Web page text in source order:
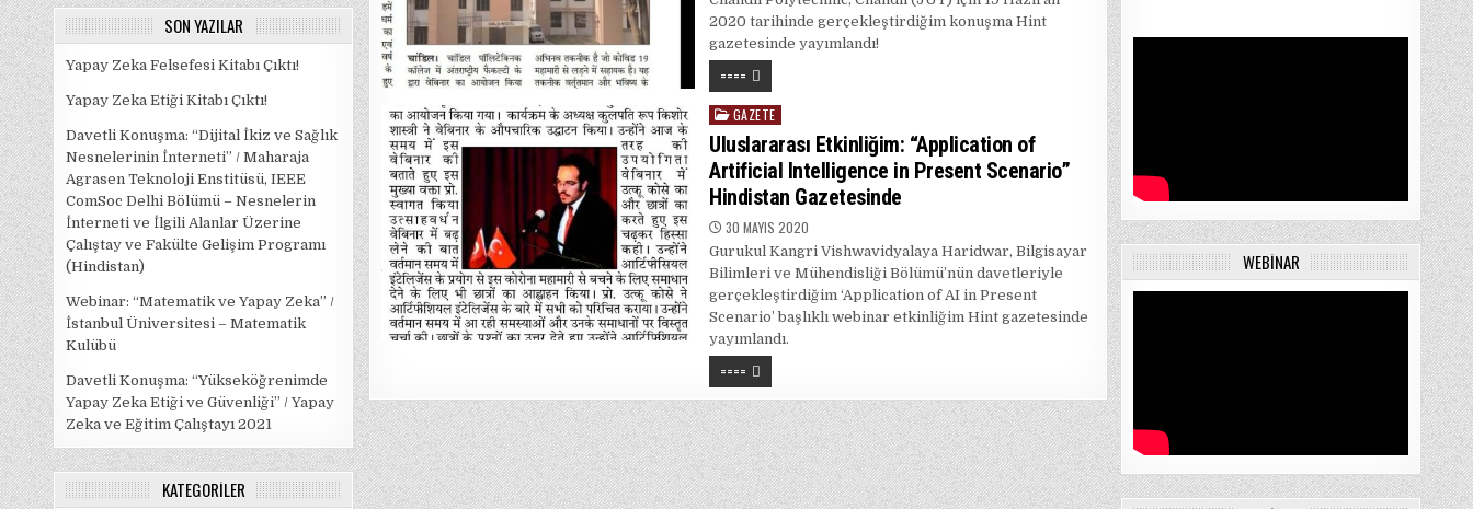
2020 tarihinde gerçekleştirdiğim konuşma Hint
gazetesinde yayımlandı!
====
Posted
in
GAZETE
Uluslararası Etkinliğim: “Application of
Artificial Intelligence in Present Scenario”
Hindistan Gazetesinde
30 MAYIS 2020
Gurukul Kangri Vishwavidyalaya Haridwar, Bilgisayar
Bilimleri ve Mühendisliği Bölümü’nün davetleriyle
gerçekleştirdiğim ‘Application of AI in Present
Scenario’ başlıklı webinar etkinliğim Hint gazetesinde
yayımlandı.
====
SON YAZILAR
Yapay Zeka Felsefesi Kitabı Çıktı!
Yapay Zeka Etiği Kitabı Çıktı!
Davetli Konuşma: “Dijital İkiz ve Sağlık
Nesnelerinin İnterneti” / Maharaja
Agrasen Teknoloji Enstitüsü, IEEE
ComSoc Delhi Bölümü – Nesnelerin
İnterneti ve İlgili Alanlar Üzerine
Çalıştay ve Fakülte Gelişim Programı
(Hindistan)
Webinar: “Matematik ve Yapay Zeka” /
İstanbul Üniversitesi – Matematik
Kulübü
Davetli Konuşma: “Yükseköğrenimde
Yapay Zeka Etiği ve Güvenliği” / Yapay
Zeka ve Eğitim Çalıştayı 2021
KATEGORILER
WEBINAR